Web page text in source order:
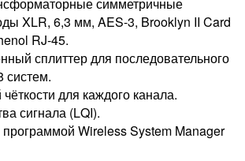
симметричные
XLR, 6,3 мм, AES-3, Brooklyn II Card
RJ-45.
сплиттер для последовательного
систем.
для каждого канала.
сигнала (LQI).
Wireless System Manager